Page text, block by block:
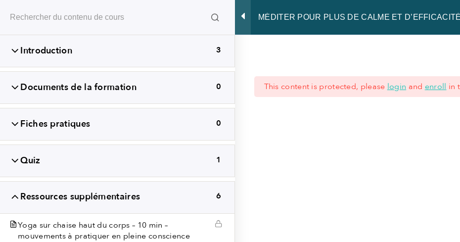
Révéler les compétences Développer le Leadership Rayonner de présence Partager notre
MÉDITER POUR PLUS DE CALME ET
Introduction 3
Documents de la formation 0
Fiches pratiques 0
Quiz 1
Ressources supplémentaires 6
Yoga sur chaise haut du corps – 10 min –
mouvements à pratiquer en pleine conscience
This content is protected, please login and enroll in
+352 621 62 45 77
CONDITIONS GÉNÉRALES